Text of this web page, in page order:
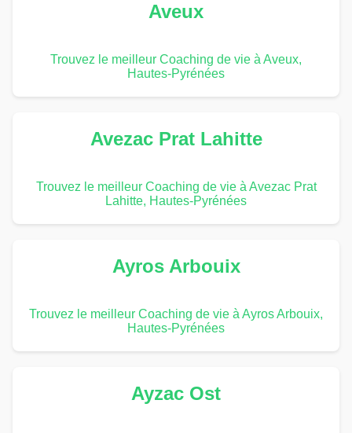
Aveux
Trouvez le meilleur Coaching de vie à Aveux,
Hautes-Pyrénées
Avezac Prat Lahitte
Trouvez le meilleur Coaching de vie à Avezac Prat
Lahitte, Hautes-Pyrénées
Ayros Arbouix
Trouvez le meilleur Coaching de vie à Ayros Arbouix,
Hautes-Pyrénées
Ayzac Ost